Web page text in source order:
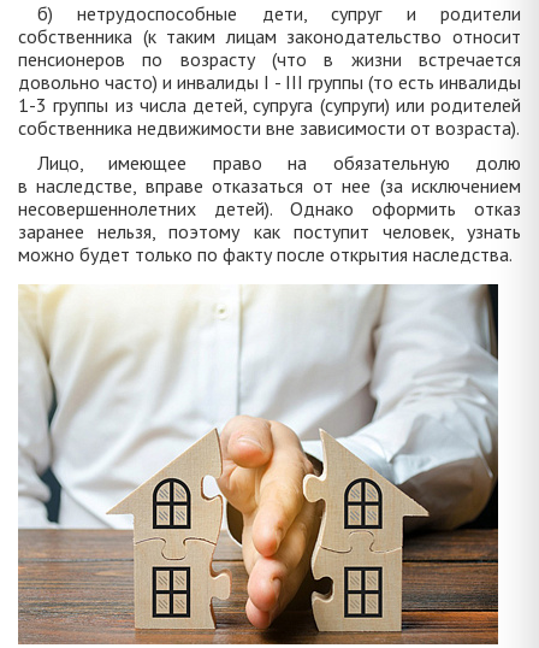
б) нетрудоспособные дети, супруг и родители
собственника (к таким лицам законодательство относит
пенсионеров по возрасту (что в жизни встречается
довольно часто) и инвалиды I - III группы (то есть инвалиды
1-3 группы из числа детей, супруга (супруги) или родителей
собственника недвижимости вне зависимости от возраста).
Лицо, имеющее право на обязательную долю
в наследстве, вправе отказаться от нее (за исключением
несовершеннолетних детей). Однако оформить отказ
заранее нельзя, поэтому как поступит человек, узнать
можно будет только по факту после открытия наследства.